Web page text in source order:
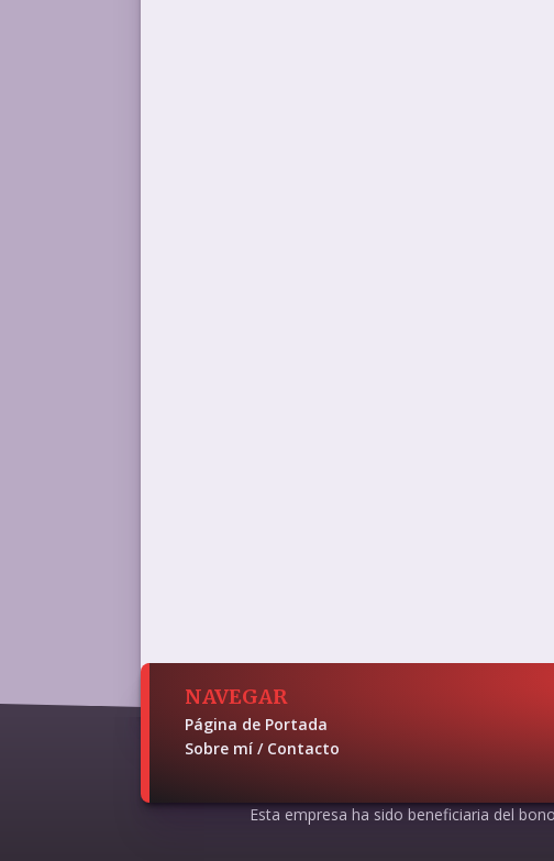
NAVEGAR
Página de Portada
Sobre mí / Contacto
Esta empresa ha sido beneficiaria del